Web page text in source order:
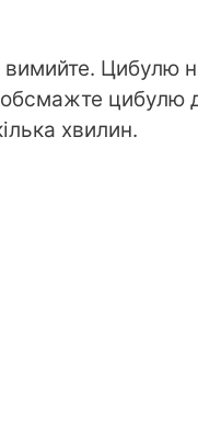
вимийте. Цибулю
цибулю
хвилин.